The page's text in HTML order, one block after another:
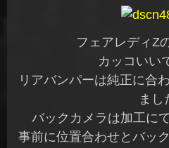
フェアレディZ
カッコいい
リアバンパーは純正に合
まし
バックカメラは加工に
事前に位置合わせとバッ